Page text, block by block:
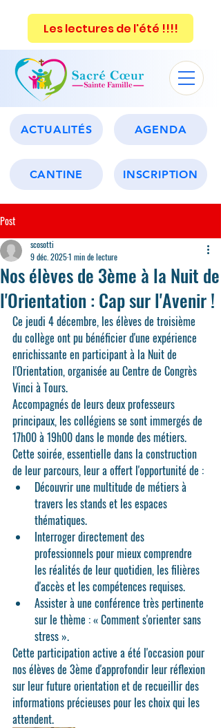
ACTUALITÉS AGENDA
CANTINE INSCRIPTION
Les lectures de l'été !!!!
Post
Nos élèves de 3ème à la Nuit de
l'Orientation : Cap sur l'Avenir !
scosotti
9 déc. 20251 min de lecture
Ce jeudi 4 décembre, les élèves de troisième
du collège ont pu bénéficier d'une expérience
enrichissante en participant à la Nuit de
l'Orientation, organisée au Centre de Congrès
Vinci à Tours.
Accompagnés de leurs deux professeurs
principaux, les collégiens se sont immergés de
17h00 à 19h00 dans le monde des métiers.
Cette soirée, essentielle dans la construction
de leur parcours, leur a offert l'opportunité de :
Découvrir une multitude de métiers à
travers les stands et les espaces
thématiques.
Interroger directement des
professionnels pour mieux comprendre
les réalités de leur quotidien, les filières
d'accès et les compétences requises.
Assister à une conférence très pertinente
sur le thème : « Comment s'orienter sans
stress ».
Cette participation active a été l'occasion pour
nos élèves de 3ème d'approfondir leur réflexion
sur leur future orientation et de recueillir des
informations précieuses pour les choix qui les
attendent.